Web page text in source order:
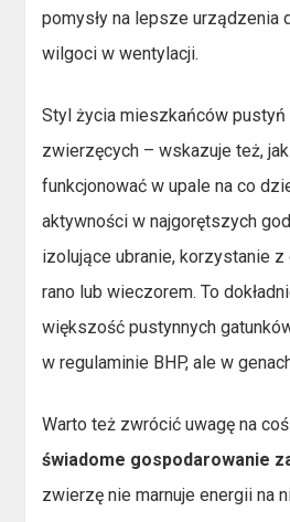
pomysły na lepsze urządzenia
wilgoci w wentylacji.
Styl życia mieszkańców
zwierzęcych – wskazuje też,
funkcjonować w upale na co
aktywności w najgorętszych
izolujące ubranie, korzystanie z
rano lub wieczorem. To
większość pustynnych
w regulaminie BHP, ale w
Warto też zwrócić uwagę na
świadome gospodarowanie
zwierzę nie marnuje energii na